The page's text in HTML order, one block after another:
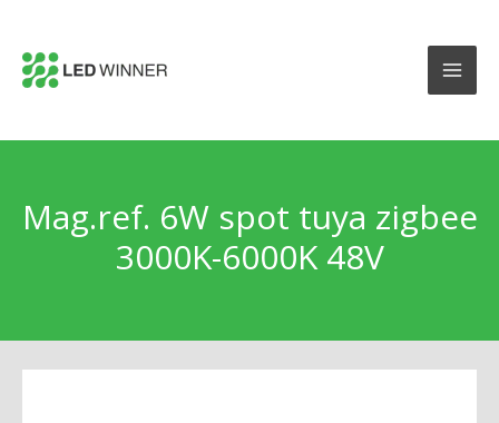
Mag.ref. 6W spot tuya zigbee
3000K-6000K 48V